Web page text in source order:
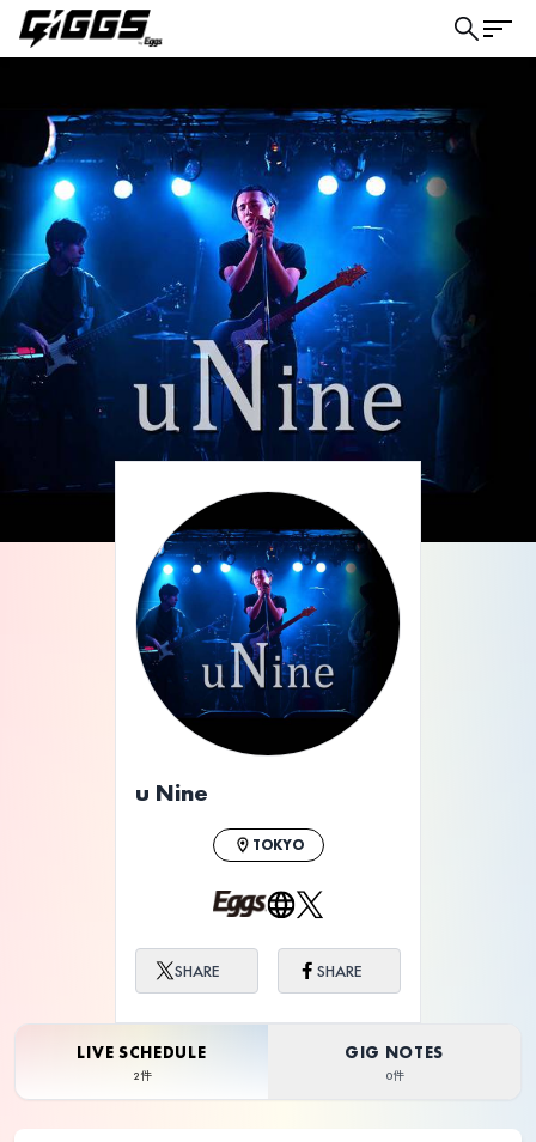
ライブ体験をもっと楽しく、もっと便利
に。
u Nine
TOKYO
SHARE SHARE
こちら
LIVE SCHEDULE
2件
GIG NOTES
0件